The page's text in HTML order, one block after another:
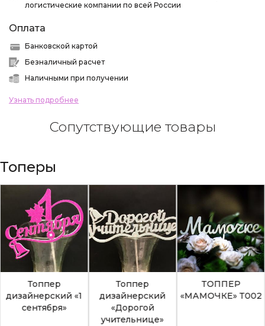
логистические компании по всей России
Оплата
Банковской картой
Безналичный расчет
Наличными при получении
Узнать подробнее
Сопутствующие товары
Топеры
Топпер
дизайнерский «1
сентября»
Топпер
дизайнерский
«Дорогой
учительнице»
ТОППЕР
«МАМОЧКЕ» Т002